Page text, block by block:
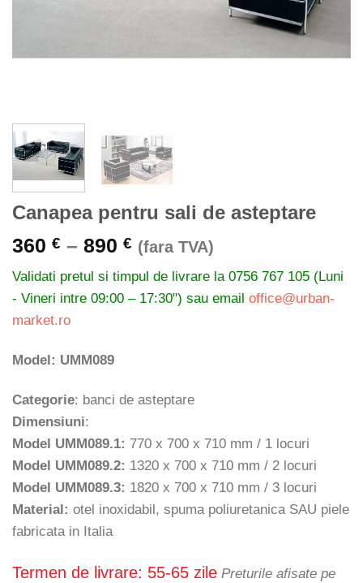
Canapea pentru sali de asteptare
360 € – 890 € Interval
prețuri:
360 €
(fara TVA)
Validati pretul si timpul de livrare la 0756 767 105 (Luni
- Vineri intre 09:00 – 17:30") sau email office@urban-
market.ro
Model: UMM089
Categorie: banci de asteptare
Dimensiuni:
Model UMM089.1: 770 x 700 x 710 mm / 1 locuri
Model UMM089.2: 1320 x 700 x 710 mm / 2 locuri
Model UMM089.3: 1820 x 700 x 710 mm / 3 locuri
Material: otel inoxidabil, spuma poliuretanica SAU piele
fabricata in Italia
Termen de livrare: 55-65 zile Preturile afisate pe